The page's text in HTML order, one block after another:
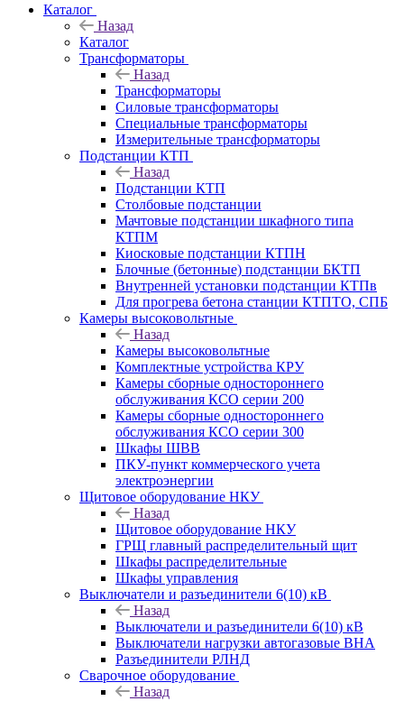
Каталог
Назад
Каталог
Трансформаторы
Назад
Трансформаторы
Силовые трансформаторы
Специальные трансформаторы
Измерительные трансформаторы
Подстанции КТП
Назад
Подстанции КТП
Столбовые подстанции
Мачтовые подстанции шкафного типа
КТПМ
Киосковые подстанции КТПН
Блочные (бетонные) подстанции БКТП
Внутренней установки подстанции КТПв
Для прогрева бетона станции КТПТО, СПБ
Камеры высоковольтные
Назад
Камеры высоковольтные
Комплектные устройства КРУ
Камеры сборные одностороннего
обслуживания КСО серии 200
Камеры сборные одностороннего
обслуживания КСО серии 300
Шкафы ШВВ
ПКУ-пункт коммерческого учета
электроэнергии
Щитовое оборудование НКУ
Назад
Щитовое оборудование НКУ
ГРЩ главный распределительный щит
Шкафы распределительные
Шкафы управления
Выключатели и разъединители 6(10) кВ
Назад
Выключатели и разъединители 6(10) кВ
Выключатели нагрузки автогазовые ВНА
Разъединители РЛНД
Сварочное оборудование
Назад